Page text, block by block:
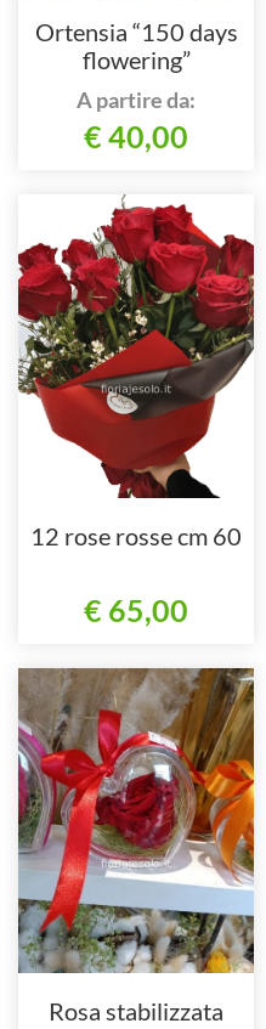
Ortensia “150 days
flowering”
A partire da:
€ 40,00
12 rose rosse cm 60
€ 65,00
Rosa stabilizzata